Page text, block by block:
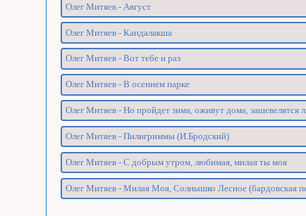
Олег Митяев - Август
Олег Митяев - Кандалакша
Олег Митяев - Вот тебе и раз
Олег Митяев - В осеннем парке
Олег Митяев - Но пройдет зима, оживут дома,
Олег Митяев - Пилигриммы (И.Бродский)
Олег Митяев - С добрым утром, любимая, милая ты моя
Олег Митяев - Милая Моя, Солнышко Лесное (бардовская